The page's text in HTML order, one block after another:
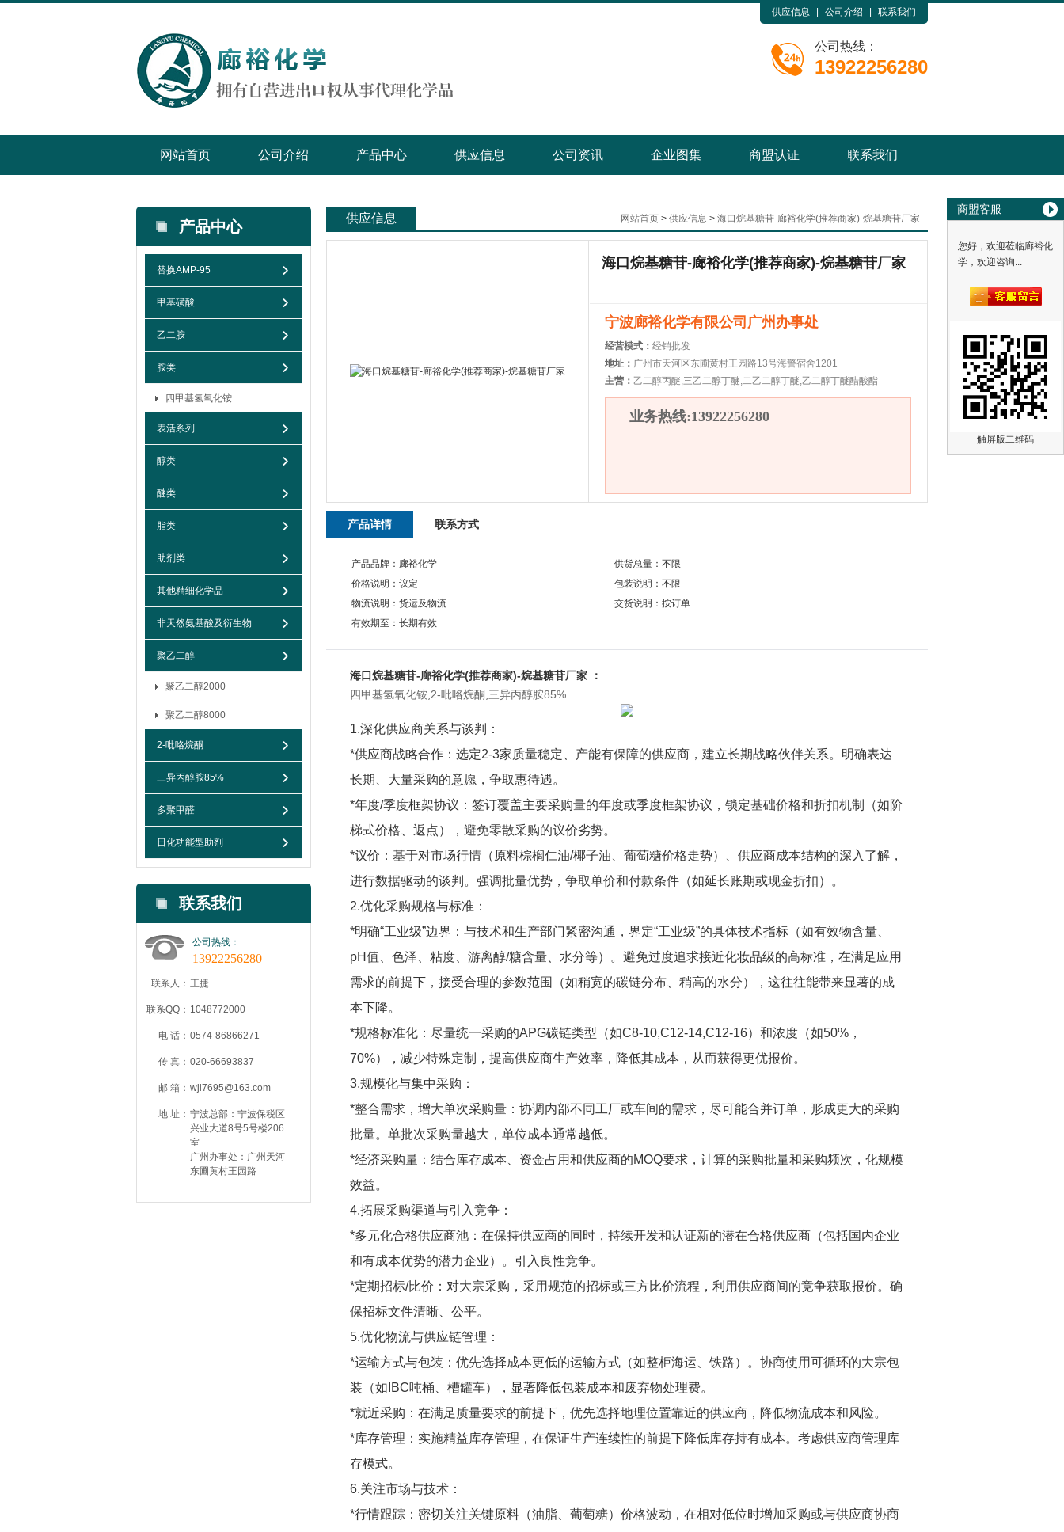
商盟客服
您好，欢迎莅临廊裕化
学，欢迎咨询...
触屏版二维码
供应信息 公司介绍 联系我们
公司热线：
13922256280
网站首页 公司介绍 产品中心 供应信息 公司资讯 企业图集 商盟认证 联系我们
产品中心
替换AMP-95
甲基磺酸
乙二胺
胺类
四甲基氢氧化铵
表活系列
醇类
醚类
脂类
助剂类
其他精细化学品
非天然氨基酸及衍生物
聚乙二醇
聚乙二醇2000
聚乙二醇8000
2-吡咯烷酮
三异丙醇胺85%
多聚甲醛
日化功能型助剂
联系我们
公司热线：
13922256280
联系人： 王捷
联系QQ： 1048772000
电 话： 0574-86866271
传 真： 020-66693837
邮 箱： wjl7695@163.com
地 址： 宁波总部：宁波保税区
兴业大道8号5号楼206
室
广州办事处：广州天河
东圃黄村王园路
网站首页 > 供应信息 > 海口烷基糖苷-廊裕化学(推荐商家)-烷基糖苷厂家
供应信息
海口烷基糖苷-廊裕化学(推荐商家)-烷基糖苷厂家
宁波廊裕化学有限公司广州办事处
经营模式： 经销批发
地址： 广州市天河区东圃黄村王园路13号海警宿舍1201
主营： 乙二醇丙醚,三乙二醇丁醚,二乙二醇丁醚,乙二醇丁醚醋酸酯
业务热线:13922256280
产品详情 联系方式
产品品牌：廊裕化学
供货总量：不限
价格说明：议定
包装说明：不限
物流说明：货运及物流
交货说明：按订单
有效期至：长期有效
海口烷基糖苷-廊裕化学(推荐商家)-烷基糖苷厂家 ：
四甲基氢氧化铵 2-吡咯烷酮 三异丙醇胺85%
1.深化供应商关系与谈判：
*供应商战略合作：选定2-3家质量稳定、产能有保障的供应商，建立长期战略伙伴关系。明确表达
长期、大量采购的意愿，争取惠待遇。
*年度/季度框架协议：签订覆盖主要采购量的年度或季度框架协议，锁定基础价格和折扣机制（如阶
梯式价格、返点），避免零散采购的议价劣势。
*议价：基于对市场行情（原料棕榈仁油/椰子油、葡萄糖价格走势）、供应商成本结构的深入了解，
进行数据驱动的谈判。强调批量优势，争取单价和付款条件（如延长账期或现金折扣）。
2.优化采购规格与标准：
*明确“工业级”边界：与技术和生产部门紧密沟通，界定“工业级”的具体技术指标（如有效物含量、
pH值、色泽、粘度、游离醇/糖含量、水分等）。避免过度追求接近化妆品级的高标准，在满足应用
需求的前提下，接受合理的参数范围（如稍宽的碳链分布、稍高的水分），这往往能带来显著的成
本下降。
*规格标准化：尽量统一采购的APG碳链类型（如C8-10,C12-14,C12-16）和浓度（如50%，
70%），减少特殊定制，提高供应商生产效率，降低其成本，从而获得更优报价。
3.规模化与集中采购：
*整合需求，增大单次采购量：协调内部不同工厂或车间的需求，尽可能合并订单，形成更大的采购
批量。单批次采购量越大，单位成本通常越低。
*经济采购量：结合库存成本、资金占用和供应商的MOQ要求，计算的采购批量和采购频次，化规模
效益。
4.拓展采购渠道与引入竞争：
*多元化合格供应商池：在保持供应商的同时，持续开发和认证新的潜在合格供应商（包括国内企业
和有成本优势的潜力企业）。引入良性竞争。
*定期招标/比价：对大宗采购，采用规范的招标或三方比价流程，利用供应商间的竞争获取报价。确
保招标文件清晰、公平。
5.优化物流与供应链管理：
*运输方式与包装：优先选择成本更低的运输方式（如整柜海运、铁路）。协商使用可循环的大宗包
装（如IBC吨桶、槽罐车），显著降低包装成本和废弃物处理费。
*就近采购：在满足质量要求的前提下，优先选择地理位置靠近的供应商，降低物流成本和风险。
*库存管理：实施精益库存管理，在保证生产连续性的前提下降低库存持有成本。考虑供应商管理库
存模式。
6.关注市场与技术：
*行情跟踪：密切关注关键原料（油脂、葡萄糖）价格波动，在相对低位时增加采购或与供应商协商